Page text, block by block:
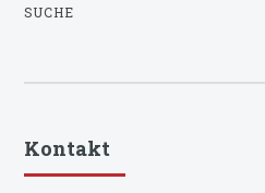
SUCHE
Kontakt